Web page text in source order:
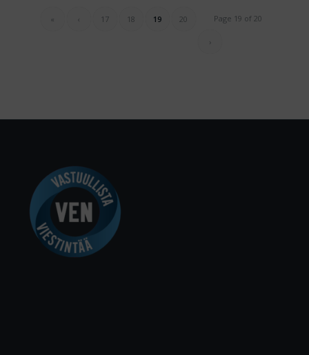
Page 19 of 20
« ‹ 17 18 19 20
›